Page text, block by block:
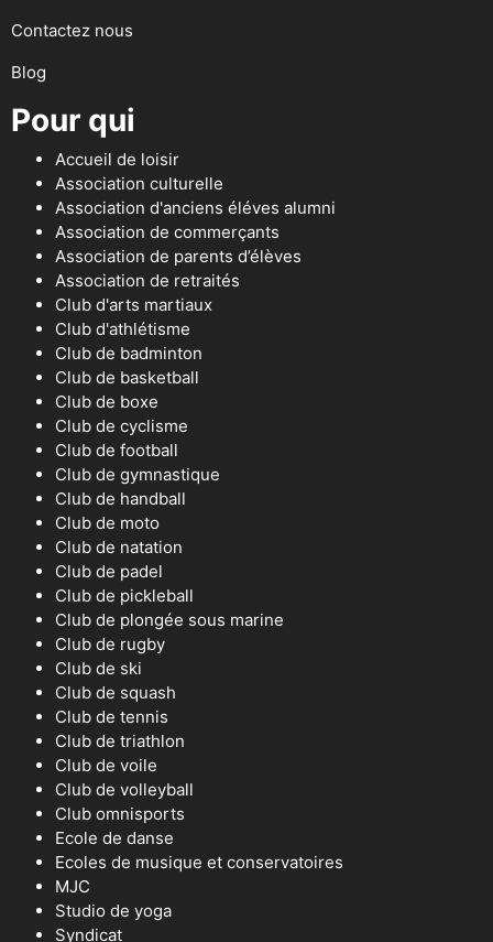
Contactez nous
Blog
Pour qui
Accueil de loisir
Association culturelle
Association d'anciens éléves alumni
Association de commerçants
Association de parents d’élèves
Association de retraités
Club d'arts martiaux
Club d'athlétisme
Club de badminton
Club de basketball
Club de boxe
Club de cyclisme
Club de football
Club de gymnastique
Club de handball
Club de moto
Club de natation
Club de padel
Club de pickleball
Club de plongée sous marine
Club de rugby
Club de ski
Club de squash
Club de tennis
Club de triathlon
Club de voile
Club de volleyball
Club omnisports
Ecole de danse
Ecoles de musique et conservatoires
MJC
Studio de yoga
Syndicat